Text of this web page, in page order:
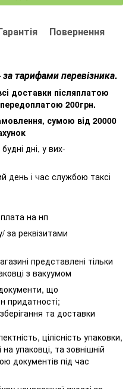
Повернення
тарифами перевізника.
доставки післяплатою
200грн.
сумою від 20000
дні, у вих-
день і час службою таксі
на нп
за реквізитами
представлені тільки
з вакуумом
що
придатності;
та доставки
цілісність упаковки,
упаковці, та зовнішній
документів під час